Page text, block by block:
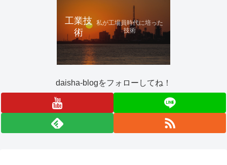
工業技
術
私が工場員時代に培った
技術
daisha-blogをフォローしてね！